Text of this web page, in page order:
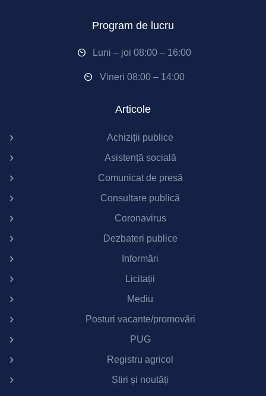
Program de lucru
Luni – joi 08:00 – 16:00
Vineri 08:00 – 14:00
Articole
Achiziții publice
Asistență socială
Comunicat de presă
Consultare publică
Coronavirus
Dezbateri publice
Informări
Licitații
Mediu
Posturi vacante/promovări
PUG
Registru agricol
Știri și noutăți